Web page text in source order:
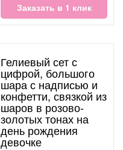
Заказать в 1 клик
Гелиевый сет с
цифрой, большого
шара с надписью и
конфетти, связкой из
шаров в розово-
золотых тонах на
день рождения
девочке